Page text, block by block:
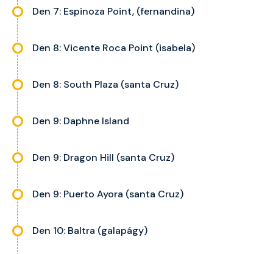
Den 7: Espinoza Point, (fernandina)
Den 8: Vicente Roca Point (isabela)
Den 8: South Plaza (santa Cruz)
Den 9: Daphne Island
Den 9: Dragon Hill (santa Cruz)
Den 9: Puerto Ayora (santa Cruz)
Den 10: Baltra (galapágy)